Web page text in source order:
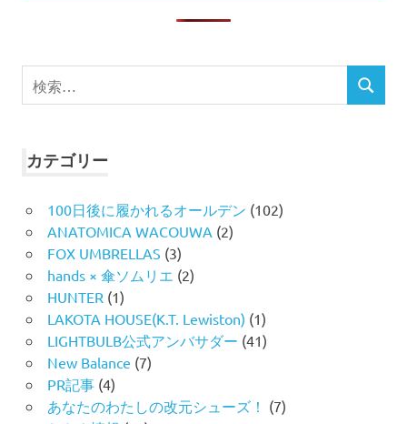
検
索
検
カテゴリー
100日後に履かれるオールデン (102)
ANATOMICA WACOUWA (2)
FOX UMBRELLAS (3)
hands × 傘ソムリエ (2)
HUNTER (1)
LAKOTA HOUSE(K.T. Lewiston) (1)
LIGHTBULB公式アンバサダー (41)
New Balance (7)
PR記事(4)
あなたのわたしの改元シューズ！ (7)